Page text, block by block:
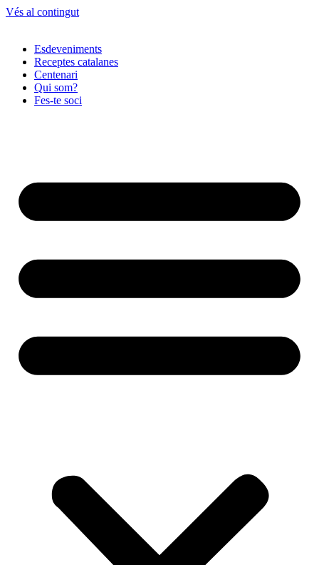
Vés al contingut
Esdeveniments
Receptes catalanes
Centenari
Qui som?
Fes-te soci